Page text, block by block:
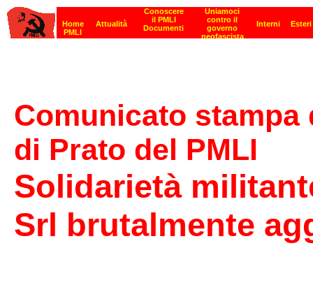
Comunicato stampa
di Prato del PMLI
Solidarietà
Srl brutalmente